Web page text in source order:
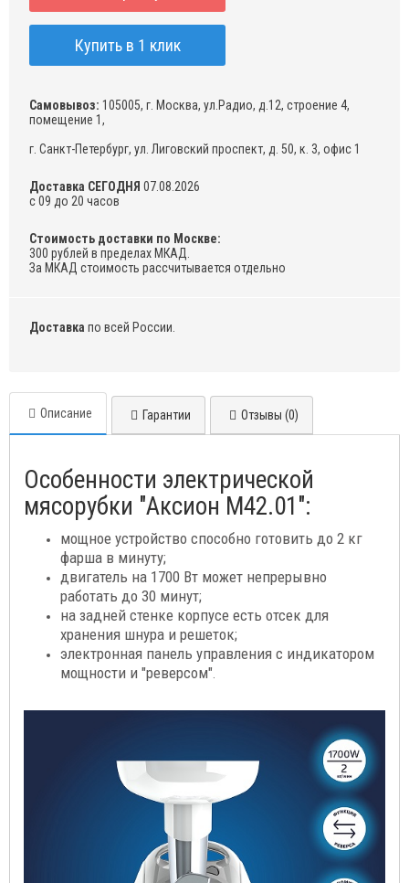
Купить в 1 клик
Самовывоз: 105005, г. Москва, ул.Радио, д.12, строение 4,
помещение 1,
г. Санкт-Петербург, ул. Лиговский проспект, д. 50, к. 3, офис 1
Доставка СЕГОДНЯ 07.08.2026
с 09 до 20 часов
Стоимость доставки по Москве:
300 рублей в пределах МКАД.
За МКАД стоимость рассчитывается отдельно
Доставка по всей России.
Описание Гарантии Отзывы (0)
Особенности электрической
мясорубки "Аксион М42.01":
мощное устройство способно готовить до 2 кг
фарша в минуту;
двигатель на 1700 Вт может непрерывно
работать до 30 минут;
на задней стенке корпусе есть отсек для
хранения шнура и решеток;
электронная панель управления с индикатором
мощности и "реверсом"